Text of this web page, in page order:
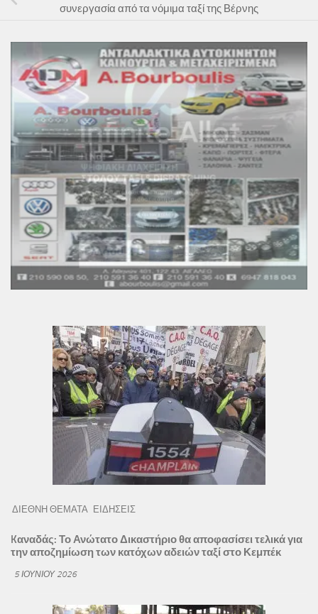
συνεργασία από τα νόμιμα ταξί της Βέρνης
ΔΙΕΘΝΗ ΘΕΜΑΤΑ ΕΙΔΗΣΕΙΣ
Kαναδάς: Το Ανώτατο Δικαστήριο θα αποφασίσει τελικά για
την αποζημίωση των κατόχων αδειών ταξί στο Κεμπέκ
5 ΙΟΥΝΊΟΥ 2026